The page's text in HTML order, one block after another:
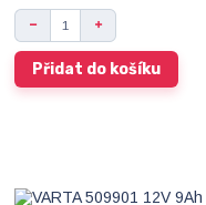
Přidat do košíku